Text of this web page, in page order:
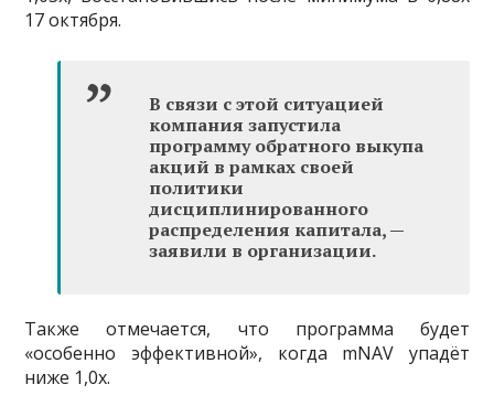
17 октября.
В связи с этой ситуацией
компания запустила
программу обратного выкупа
акций в рамках своей
политики
дисциплинированного
распределения капитала, —
заявили в организации.
Также отмечается, что программа будет
«особенно эффективной», когда mNAV упадёт
ниже 1,0x.